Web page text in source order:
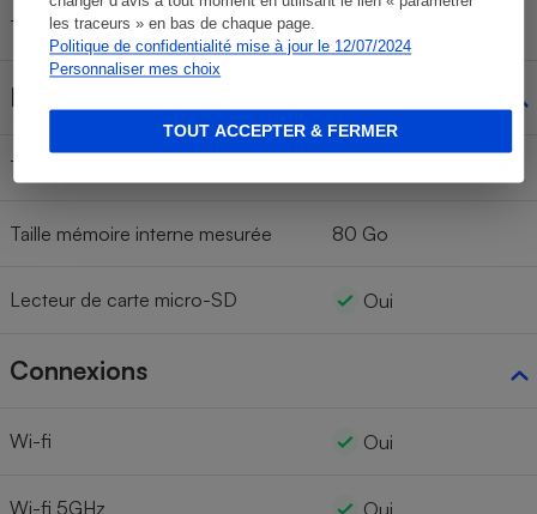
les traceurs » en bas de chaque page.
Politique de confidentialité mise à jour le 12/07/2024
Personnaliser mes choix
TOUT ACCEPTER & FERMER
Taux de rafraîchissement de l'écran
Mémoire
Taille mémoire interne annoncée
Taille mémoire interne mesurée 80 Go
Lecteur de carte micro-SD Oui
Connexions
Wi-fi Oui
Wi-fi 5GHz